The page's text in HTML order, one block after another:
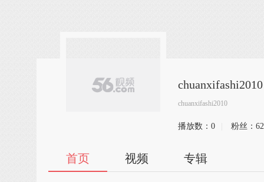
chuanxifashi2010
chuanxifashi2010
播放数： 0 粉丝：
首页 视频 专辑